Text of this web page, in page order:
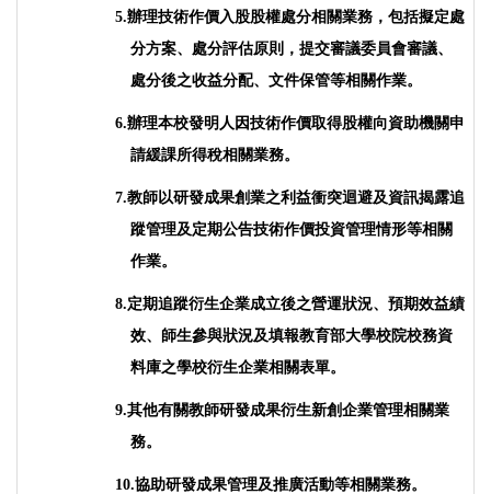
5.辦理技術作價入股股權處分相關業務，包括擬定處
分方案、處分評估原則，提交審議委員會審議、
處分後之收益分配、文件保管等相關作業。
6.辦理本校發明人因技術作價取得股權向資助機關申
請緩課所得稅相關業務。
7.教師以研發成果創業之利益衝突迴避及資訊揭露追
蹤管理及定期公告技術作價投資管理情形等相關
作業。
8.定期追蹤衍生企業成立後之營運狀況、預期效益績
效、師生參與狀況及填報教育部大學校院校務資
料庫之學校衍生企業相關表單。
9.其他有關教師研發成果衍生新創企業管理相關業
務。
10.協助研發成果管理及推廣活動等相關業務。